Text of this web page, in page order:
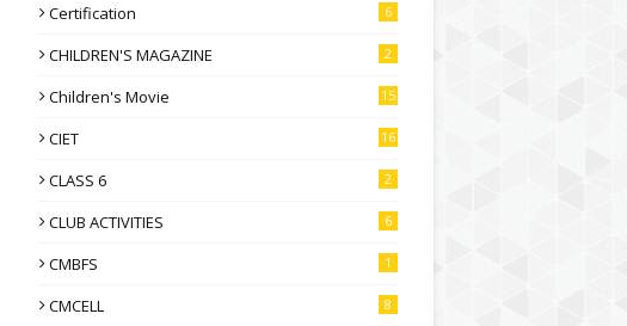
Certification 6
CHILDREN'S MAGAZINE 2
Children's Movie 15
CIET 16
CLASS 6 2
CLUB ACTIVITIES 6
CMBFS 1
CMCELL 8